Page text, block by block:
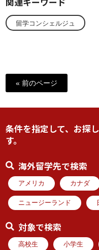
留学コンシェルジュ
« 前のページ
条件を指定して、お探
す。
海外留学先で検索
アメリカ カナダ
ニュージーランド
対象で検索
高校生 小学生